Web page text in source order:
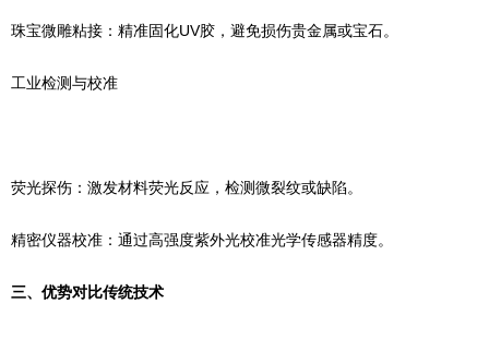
‌珠宝微雕粘接‌：精准固化UV胶，避免损伤贵金属或宝石。
‌工业检测与校准‌
‌荧光探伤‌：激发材料荧光反应，检测微裂纹或缺陷。
‌精密仪器校准‌：通过高强度紫外光校准光学传感器精度。
‌三、优势对比传统技术